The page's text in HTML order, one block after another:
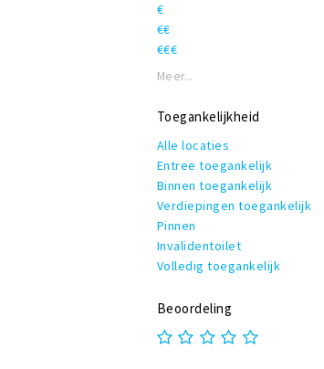
Vintage
Wonen
€
€€
€€€
Meer...
Toegankelijkheid
Alle locaties
Entree toegankelijk
Binnen toegankelijk
Verdiepingen toegankelijk
Pinnen
Invalidentoilet
Volledig toegankelijk
Beoordeling